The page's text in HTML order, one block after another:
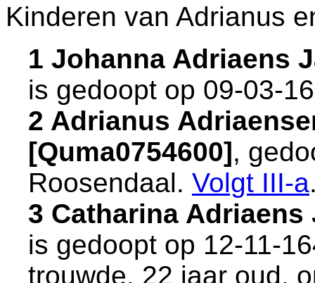
Kinderen van Adrianus
1 Johanna Adriaens
is gedoopt op 09-03-
2 Adrianus
[Quma0754600],
Roosendaal. Volgt III-a
3 Catharina Adriaens
is gedoopt op 12-11-
trouwde, 22 jaar oud,